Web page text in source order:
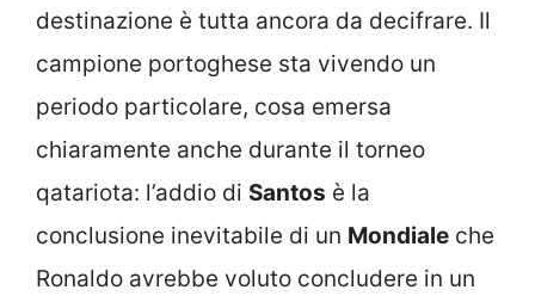
destinazione è tutta ancora da decifrare. Il
campione portoghese sta vivendo un
periodo particolare, cosa emersa
chiaramente anche durante il torneo
qatariota: l’addio di Santos è la
conclusione inevitabile di un Mondiale che
Ronaldo avrebbe voluto concludere in un